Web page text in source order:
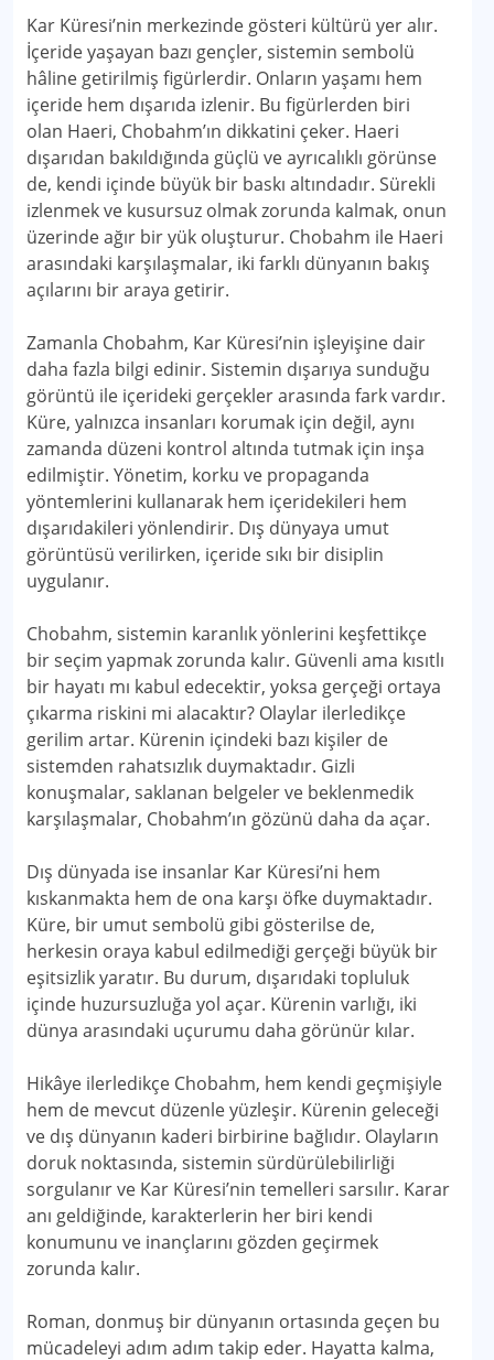
Kar Küresi’nin merkezinde gösteri kültürü yer alır.
İçeride yaşayan bazı gençler, sistemin sembolü
hâline getirilmiş figürlerdir. Onların yaşamı hem
içeride hem dışarıda izlenir. Bu figürlerden biri
olan Haeri, Chobahm’ın dikkatini çeker. Haeri
dışarıdan bakıldığında güçlü ve ayrıcalıklı görünse
de, kendi içinde büyük bir baskı altındadır. Sürekli
izlenmek ve kusursuz olmak zorunda kalmak, onun
üzerinde ağır bir yük oluşturur. Chobahm ile Haeri
arasındaki karşılaşmalar, iki farklı dünyanın bakış
açılarını bir araya getirir.
Zamanla Chobahm, Kar Küresi’nin işleyişine dair
daha fazla bilgi edinir. Sistemin dışarıya sunduğu
görüntü ile içerideki gerçekler arasında fark vardır.
Küre, yalnızca insanları korumak için değil, aynı
zamanda düzeni kontrol altında tutmak için inşa
edilmiştir. Yönetim, korku ve propaganda
yöntemlerini kullanarak hem içeridekileri hem
dışarıdakileri yönlendirir. Dış dünyaya umut
görüntüsü verilirken, içeride sıkı bir disiplin
uygulanır.
Chobahm, sistemin karanlık yönlerini keşfettikçe
bir seçim yapmak zorunda kalır. Güvenli ama kısıtlı
bir hayatı mı kabul edecektir, yoksa gerçeği ortaya
çıkarma riskini mi alacaktır? Olaylar ilerledikçe
gerilim artar. Kürenin içindeki bazı kişiler de
sistemden rahatsızlık duymaktadır. Gizli
konuşmalar, saklanan belgeler ve beklenmedik
karşılaşmalar, Chobahm’ın gözünü daha da açar.
Dış dünyada ise insanlar Kar Küresi’ni hem
kıskanmakta hem de ona karşı öfke duymaktadır.
Küre, bir umut sembolü gibi gösterilse de,
herkesin oraya kabul edilmediği gerçeği büyük bir
eşitsizlik yaratır. Bu durum, dışarıdaki topluluk
içinde huzursuzluğa yol açar. Kürenin varlığı, iki
dünya arasındaki uçurumu daha görünür kılar.
Hikâye ilerledikçe Chobahm, hem kendi geçmişiyle
hem de mevcut düzenle yüzleşir. Kürenin geleceği
ve dış dünyanın kaderi birbirine bağlıdır. Olayların
doruk noktasında, sistemin sürdürülebilirliği
sorgulanır ve Kar Küresi’nin temelleri sarsılır. Karar
anı geldiğinde, karakterlerin her biri kendi
konumunu ve inançlarını gözden geçirmek
zorunda kalır.
Roman, donmuş bir dünyanın ortasında geçen bu
mücadeleyi adım adım takip eder. Hayatta kalma,